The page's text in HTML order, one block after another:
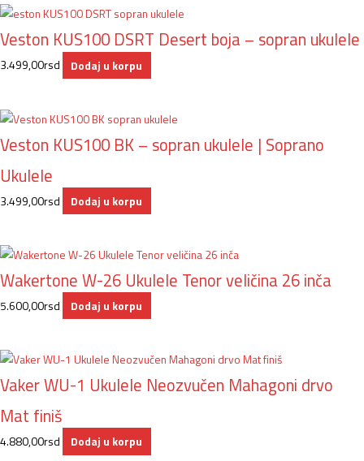
Veston KUS100 DSRT Desert boja – sopran ukulele
3.499,00rsd Dodaj u korpu
Veston KUS100 BK – sopran ukulele | Soprano
Ukulele
3.499,00rsd Dodaj u korpu
Wakertone W-26 Ukulele Tenor veličina 26 inča
5.600,00rsd Dodaj u korpu
Vaker WU-1 Ukulele Neozvučen Mahagoni drvo
Mat finiš
4.880,00rsd Dodaj u korpu